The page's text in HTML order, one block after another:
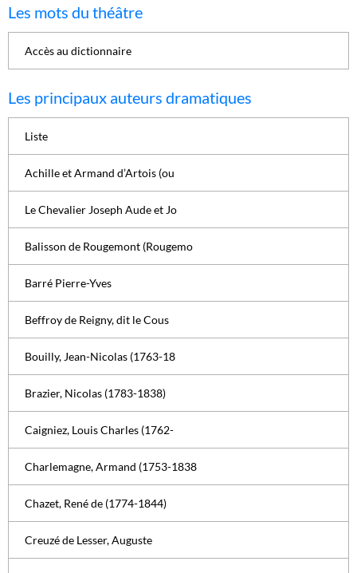
Les mots du théâtre
Accès au dictionnaire
Les principaux auteurs dramatiques
Liste
Achille et Armand d’Artois (ou
Le Chevalier Joseph Aude et Jo
Balisson de Rougemont (Rougemo
Barré Pierre-Yves
Beffroy de Reigny, dit le Cous
Bouilly, Jean-Nicolas (1763-18
Brazier, Nicolas (1783-1838)
Caigniez, Louis Charles (1762-
Charlemagne, Armand (1753-1838
Chazet, René de (1774-1844)
Creuzé de Lesser, Auguste